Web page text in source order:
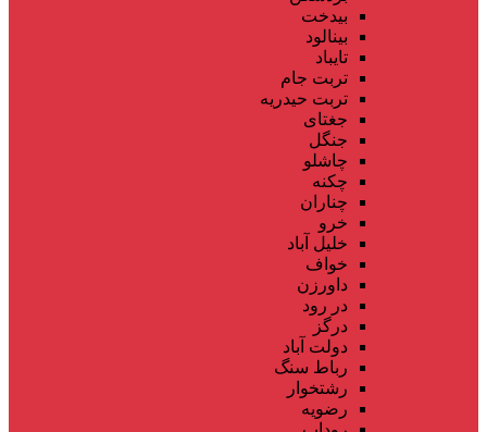
بیدخت
بینالود
تایباد
تربت جام
تربت حیدریه
جغتای
جنگل
چاشلو
چکنه
چناران
خرو
خلیل آباد
خواف
داورزن
در رود
درگز
دولت آباد
رباط سنگ
رشتخوار
رضویه